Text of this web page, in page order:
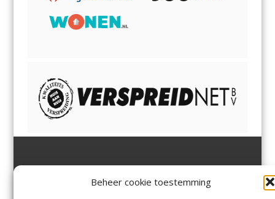
Beheer cookie toestemming
Margadantstraat 34
Velserbroek,Velsen-Zuid,